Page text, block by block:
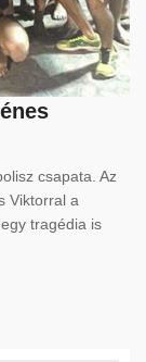
csapata. Az
Viktorral a
tragédia is